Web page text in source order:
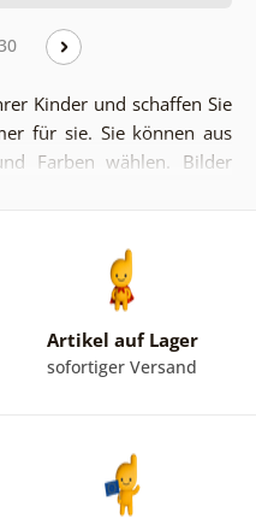
Kinder und schaffen Sie
für sie. Sie können aus
Farben wählen. Bilder
Atmosphäre zu
überlassen, ob Sie sich
andere bunte Alternative
sich entscheiden, die
Geist Ihrer Kinder an.
und stöbern Sie in
Artikel auf Lager
sofortiger Versand